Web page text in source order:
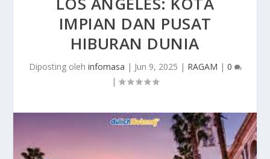
IMPIAN DAN PUSAT
HIBURAN DUNIA
Diposting oleh infomasa | Jun 9, 2025 | RAGAM | 0
|